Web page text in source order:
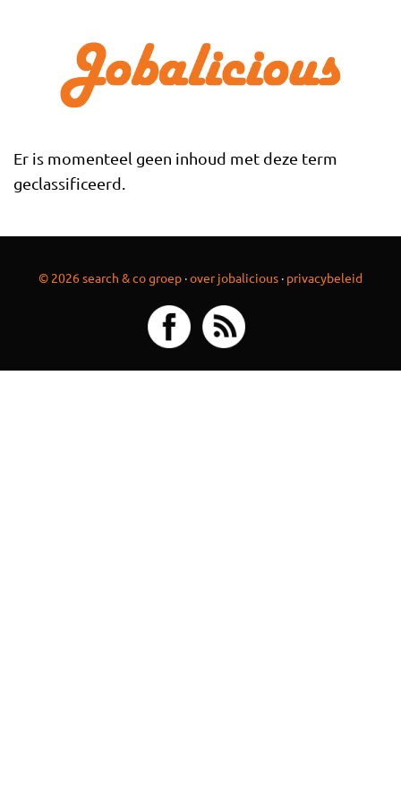
Er is momenteel geen inhoud met deze term
geclassificeerd.
© 2026 search & co groep ·over jobalicious · privacybeleid